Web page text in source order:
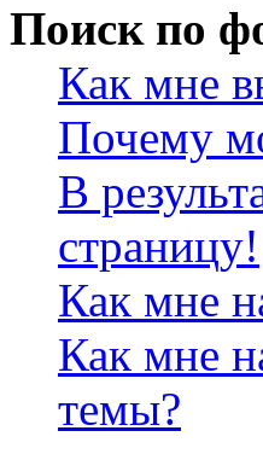
Поиск по
Как мне
Почему
В
страницу!
Как мне
Как мне
темы?